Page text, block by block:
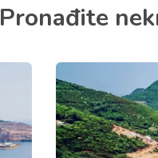
Pronađite